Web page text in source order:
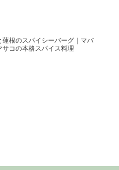
蓮根のスパイシーバーグ｜マバ
サコの本格スパイス料理